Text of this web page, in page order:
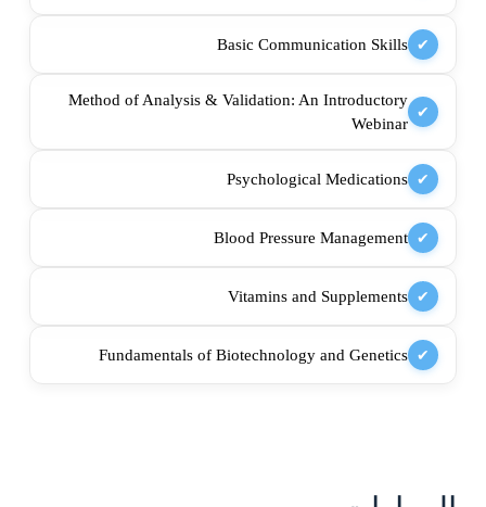
✔
Basic Communication Skills
✔
Method of Analysis & Validation: An Introductory
Webinar
✔
Psychological Medications
✔
Blood Pressure Management
✔
Vitamins and Supplements
✔
Fundamentals of Biotechnology and Genetics